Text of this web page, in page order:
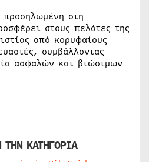
προσηλωμένη στη
στους πελάτες της
από κορυφαίους
συμβάλλοντας
ασφαλών και βιώσιμων
ΚΑΤΗΓΟΡΙΑ